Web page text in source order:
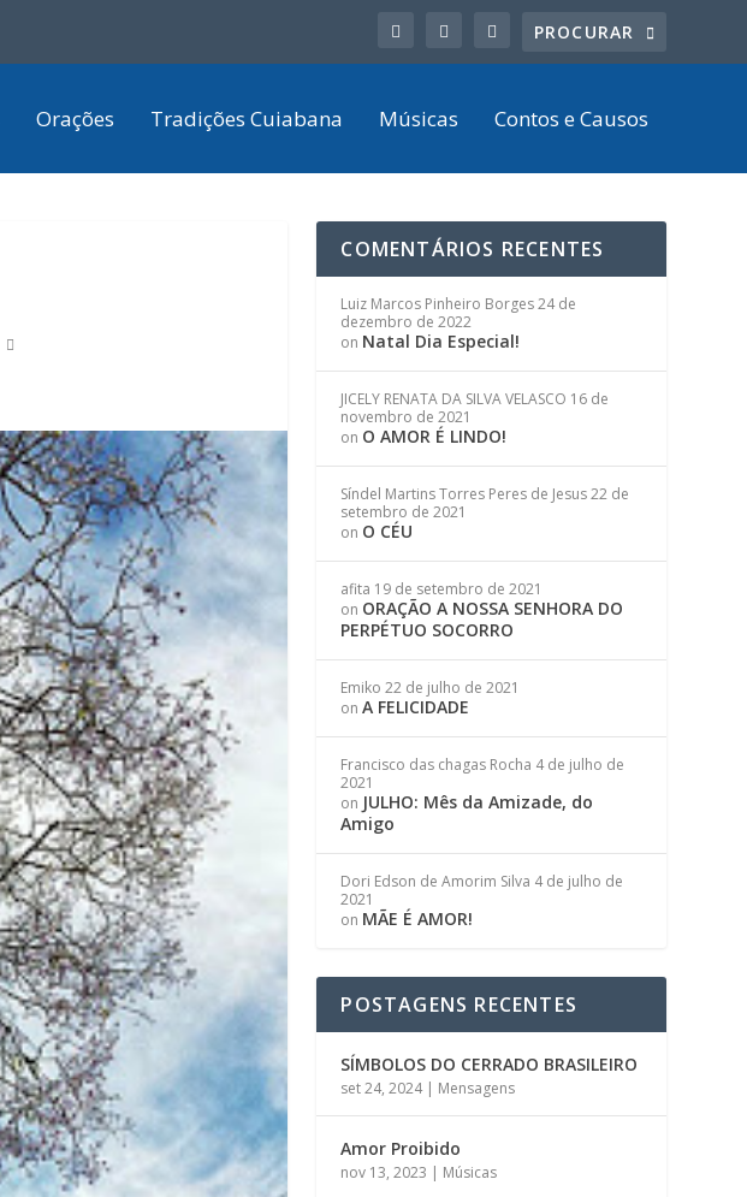
Orações Tradições Cuiabana Músicas Contos e Causos
COMENTÁRIOS RECENTES
Luiz Marcos Pinheiro Borges24 de
dezembro de 2022
on Natal Dia Especial!
JICELY RENATA DA SILVA VELASCO 16 de
novembro de 2021
on O AMOR É LINDO!
Síndel Martins Torres Peres de Jesus22 de
setembro de 2021
on O CÉU
afita 19 de setembro de 2021
on ORAÇÃO A NOSSA SENHORA DO
PERPÉTUO SOCORRO
Emiko 22 de julho de 2021
onA FELICIDADE
Francisco das chagas Rocha 4 de julho de
2021
on JULHO: Mês da Amizade, do
Amigo
Dori Edson de Amorim Silva 4 de julho de
2021
on MÃE É AMOR!
POSTAGENS RECENTES
SÍMBOLOS DO CERRADO BRASILEIRO
set 24, 2024| Mensagens
Amor Proibido
nov 13, 2023 | Músicas